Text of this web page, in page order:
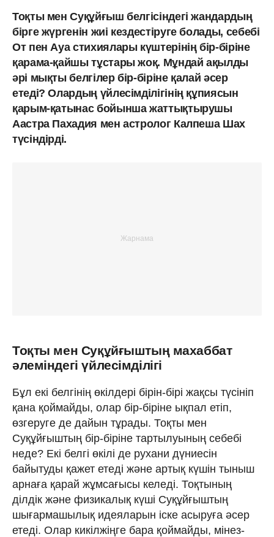
Тоқты мен Суқұйғыш белгісіндегі жандардың
бірге жүргенін жиі кездестіруге болады, себебі
От пен Ауа стихиялары күштерінің бір-біріне
қарама-қайшы тұстары жоқ. Мұндай ақылды
әрі мықты белгілер бір-біріне қалай әсер
етеді? Олардың үйлесімділігінің құпиясын
қарым-қатынас бойынша жаттықтырушы
Аастра Пахадия мен астролог Калпеша Шах
түсіндірді.
Тоқты мен Суқұйғыштың махаббат
әлеміндегі үйлесімділігі
Бұл екі белгінің өкілдері бірін-бірі жақсы түсініп
қана қоймайды, олар бір-біріне ықпал етіп,
өзгеруге де дайын тұрады. Тоқты мен
Суқұйғыштың бір-біріне тартылуының себебі
неде? Екі белгі өкілі де рухани дүниесін
байытуды қажет етеді және артық күшін тыныш
арнаға қарай жұмсағысы келеді. Тоқтының
ділдік және физикалық күші Суқұйғыштың
шығармашылық идеяларын іске асыруға әсер
етеді. Олар кикілжіңге бара қоймайды, мінез-